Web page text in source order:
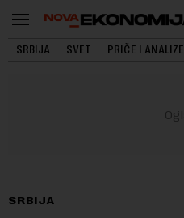
SRBIJA SVET PRIČE I ANALIZE
SRBIJA